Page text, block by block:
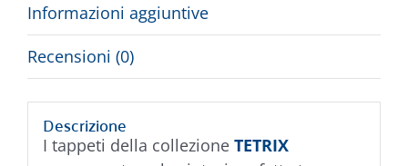
Informazioni aggiuntive
Recensioni (0)
Descrizione
I tappeti della collezione TETRIX